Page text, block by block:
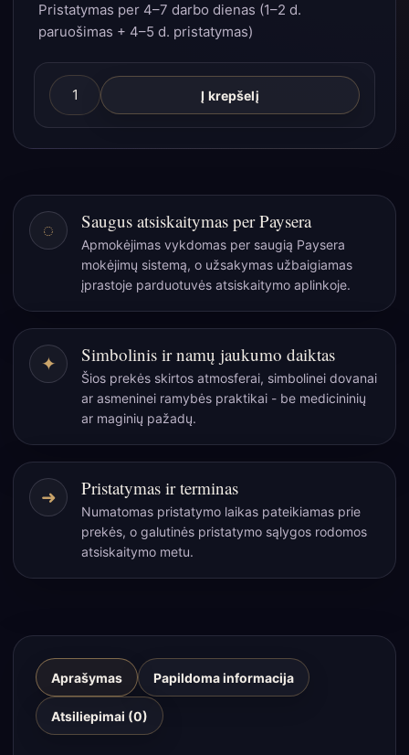
Pristatymas per 4–7 darbo dienas (1–2 d.
paruošimas + 4–5 d. pristatymas)
produkto
kiekis:
Kelionių
-
96
puslapiai
17x13cm
Į krepšelį
◌ Saugus atsiskaitymas per Paysera
Apmokėjimas vykdomas per saugią Paysera
mokėjimų sistemą, o užsakymas užbaigiamas
įprastoje parduotuvės atsiskaitymo aplinkoje.
✦ Simbolinis ir namų jaukumo daiktas
Šios prekės skirtos atmosferai, simbolinei dovanai
ar asmeninei ramybės praktikai - be medicininių
ar maginių pažadų.
➜ Pristatymas ir terminas
Numatomas pristatymo laikas pateikiamas prie
prekės, o galutinės pristatymo sąlygos rodomos
atsiskaitymo metu.
Aprašymas Papildoma informacija
Atsiliepimai (0)